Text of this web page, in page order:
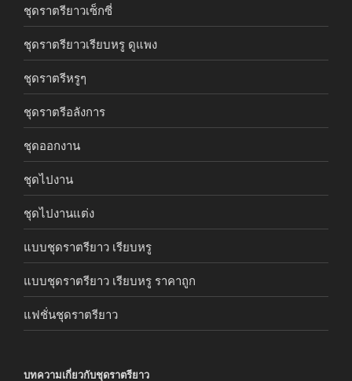
ชุดราตรียาวเซ็กซี่
ชุดราตรียาวเรียบหรู ดูแพง
ชุดราตรีหรูๆ
ชุดราตรีอลังการ
ชุดออกงาน
ชุดไปงาน
ชุดไปงานแต่ง
แบบชุดราตรียาว เรียบหรู
แบบชุดราตรียาว เรียบหรู ราคาถูก
แฟชั่นชุดราตรียาว
บทความเกี่ยวกับชุดราตรียาว